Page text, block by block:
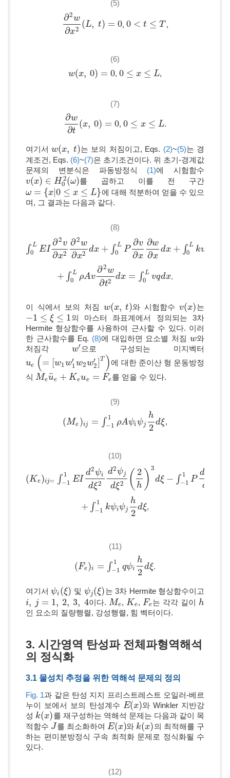
(5)
∂2w
∂x2 (L, t) = 0
∂2w∂x2(L )= 0 , 0 < t ≤ T
0<t≤ T
(6)
w(x, 0) = 0
w(x,0 =0 , 0 ≤ x ≤ L
0≤x≤ L ,
(7)
∂w
∂t
(x, 0) = 0
∂w∂t(x,0 )=0 ,0 ≤ x ≤ L
0≤x≤ L .
여기서w(x, t)
w(x,t) 는 보의 처짐이고, Eqs. (2)~(5)는 경
계조건, Eqs. (6)~(7)은 초기조건이다. 위 초기-경계값
문제의 변분식은 파동방정식 (1)에 시험함수
v(x) ∈ H2
0 (ω)
v(x)∈ H 02(ω)
를 곱하고 이를 전 구간
ω = {x|0 ≤ x ≤ L}
ω ={x |0≤ x≤ L}
에 대해 적분하여 얻을 수 있으
며, 그 결과는 다음과 같다.
(8)
∫ L
0 EI
∂2v
∂x2
∂2w
∂x2
dx + ∫ L
0 P
∂v
∂x
∂w
∂x
dx + ∫ L
0 kv
0LEI∂2 v∂x2∂2w∂x2dx +∫0 LP∂ v∂x∂w ∂xdx+∫0 Lk wd x
+ ∫ L
0 ρAv
∂2w
∂t2
dx = ∫ L
0 vqdx
+∫0 LρAv∂2w∂t2dx=∫0 Lv dx .
이 식에서 보의 처짐 w(x, t)
w(x,t) 와 시험함수v(x)
v(x) 는
−1 ≤ ξ ≤ 1
−1≤ ξ≤1
의 마스터 좌표계에서 정의되는 3차
Hermite 형상함수를 사용하여 근사할 수 있다. 이러
한 근사함수를 Eq. (8)에 대입하면 요소별 처짐 w
w와
처짐각 w′
w′ 으로 구성되는 미지벡터
ue (= w1w′
1w2w′
2
T )
ue = [w w1′ w2 w2′]T)
에 대한 준이산 형 운동방정
식 Meu
¨e + Keue = Fe
Meu¨e +K eue=Fe 를 얻을 수 있다.
(9)
(Me )ij = ∫ 1
−1 ρAψiψj
h
2
dξ
(Me) j=∫ −11 ρ Aψ iψjh2dξ ,
(10)
(Ke )ij= ∫ 1
−1 EI
d2ψi
dξ2
d2ψj
dξ2 ( 2
h ) 3
dξ − ∫ 1
−1 P
d
d
(Ke)i j=∫− 1 EI d2ψ dξ2d2 ψjdξ2(2h )3d ξ ∫−11P ψ id ξdψjd
+ ∫ 1
−1 kψiψj
h
2
dξ
+∫ −1 1k ψiψjh2dξ ,
(11)
(Fe)i = ∫ 1
−1 qψi
h
2
dξ
(Fe) i= −1 q ψi h2dξ .
여기서ψi (ξ)
ψi(ξ) 및 ψj (ξ)
ψj(ξ)
는 3차 Hermite 형상함수이고
i, j = 1, 2, 3, 4
i,j 1 2,3 ,4 이다. Me
Me , Ke
Ke , Fe
Fe는 각각 길이 h
h
인 요소의 질량행렬, 강성행렬, 힘 벡터이다.
3. 시간영역 탄성파 전체파형역해석
의 정식화
3.1 물성치 추정을 위한 역해석 문제의 정의
Fig. 1과 같은 탄성 지지 프리스트레스트 오일러-베르
누이 보에서 보의 탄성계수 E(x)
E(x) 와 Winkler 지반강
성 k(x)
k(x) 를 재구성하는 역해석 문제는 다음과 같이 목
적함수 J
J 를 최소화하여 E(x)
E(x) 와 k(x)
k(x) 의 최적해를 구
하는 편미분방정식 구속 최적화 문제로 정식화될 수
있다.
(12)